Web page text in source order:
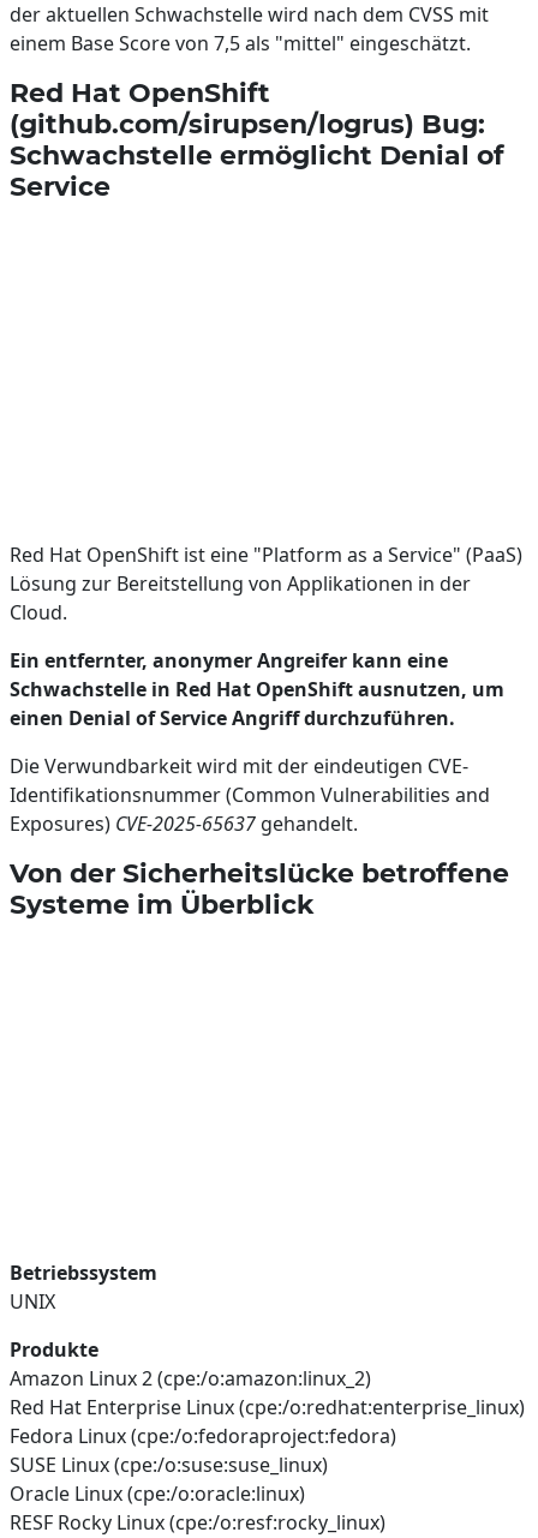
der aktuellen Schwachstelle wird nach dem CVSS mit
einem Base Score von 7,5 als "mittel" eingeschätzt.
Red Hat OpenShift
(github.com/sirupsen/logrus) Bug:
Schwachstelle ermöglicht Denial of
Service
Red Hat OpenShift ist eine "Platform as a Service" (PaaS)
Lösung zur Bereitstellung von Applikationen in der
Cloud.
Ein entfernter, anonymer Angreifer kann eine
Schwachstelle in Red Hat OpenShift ausnutzen, um
einen Denial of Service Angriff durchzuführen.
Die Verwundbarkeit wird mit der eindeutigen CVE-
Identifikationsnummer (Common Vulnerabilities and
Exposures) CVE-2025-65637 gehandelt.
Von der Sicherheitslücke betroffene
Systeme im Überblick
Betriebssystem
UNIX
Produkte
Amazon Linux 2 (cpe:/o:amazon:linux_2)
Red Hat Enterprise Linux (cpe:/o:redhat:enterprise_linux)
Fedora Linux (cpe:/o:fedoraproject:fedora)
SUSE Linux (cpe:/o:suse:suse_linux)
Oracle Linux (cpe:/o:oracle:linux)
RESF Rocky Linux (cpe:/o:resf:rocky_linux)